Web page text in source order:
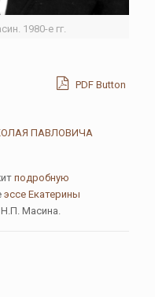
1980-е гг.
PDF Button
ПАВЛОВИЧА
подробную
эссе Екатерины
Н.П. Масина.